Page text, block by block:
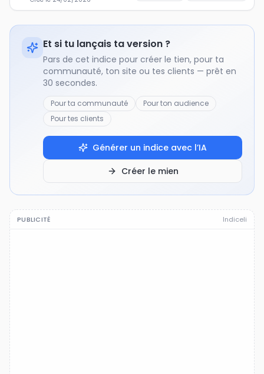
Et si tu lançais ta version ?
Pars de cet indice pour créer le tien, pour ta
communauté, ton site ou tes clients — prêt en
30 secondes.
Pour ta communauté
Pour ton audience
Pour tes clients
Générer un indice avec l’IA
Créer le mien
PUBLICITÉ Indiceli